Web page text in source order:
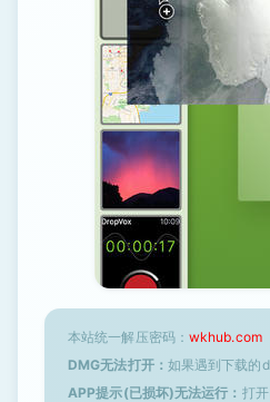
本站统一解压密码： wkhub.com
DMG无法打开： 如果遇到下载的
APP提示(已损坏)无法运行： 打